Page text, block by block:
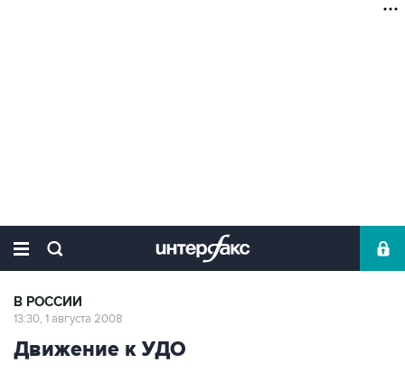
В РОССИИ
13:30, 1 августа 2008
Движение к УДО